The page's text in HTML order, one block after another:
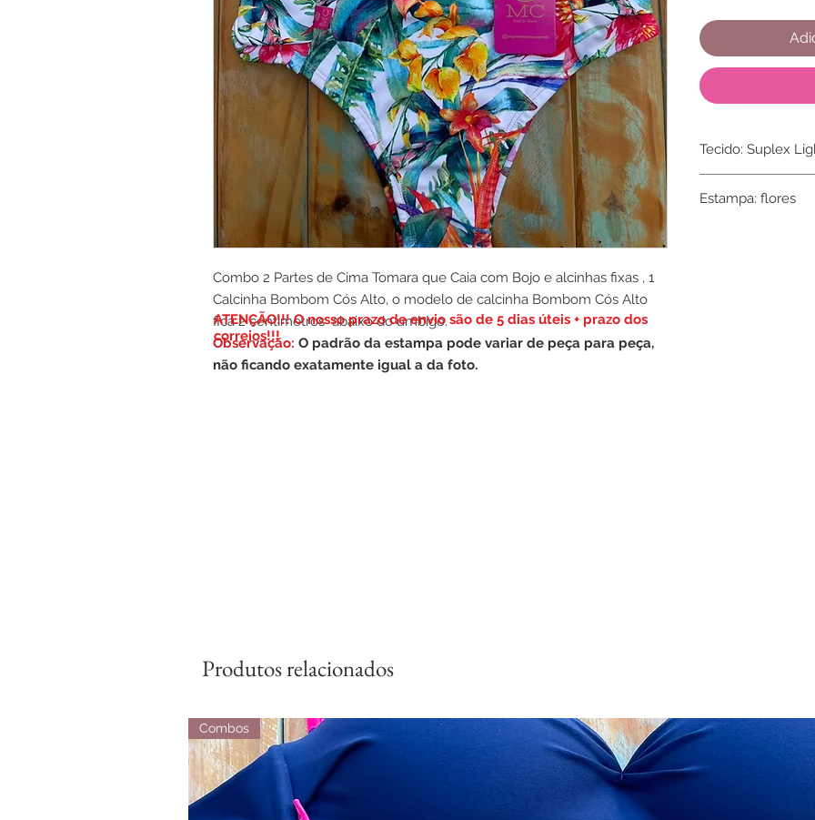
Combo 2 Partes de Cima Tomara que Caia com Bojo e alcinhas fixas , 1
Calcinha Bombom Cós Alto, o modelo de calcinha Bombom Cós Alto
fica 2 centimetros abaixo do umbigo.
Observação: O padrão da estampa pode variar de peça para peça,
não ficando exatamente igual a da foto.
Tecido: Suplex
Estampa: flores
​ATENÇÃO!!! O nosso prazo de envio são de 5 dias úteis + prazo dos
correios!!!
Produtos relacionados
Combos